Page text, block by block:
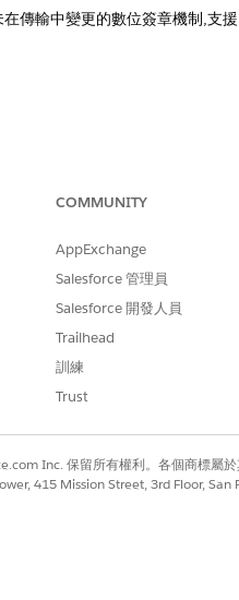
傳輸中變更的數位簽章機制,支
COMMUNITY
AppExchange
Salesforce 管理員
Salesforce 開發人員
Trailhead
訓練
Trust
Inc. 保留所有權利。各個商標屬於
415 Mission Street, 3rd Floor,